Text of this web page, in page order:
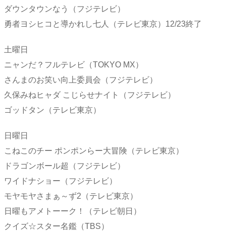
ダウンタウンなう（フジテレビ）
勇者ヨシヒコと導かれし七人（テレビ東京）12/23終了
土曜日
ニャンだ？フルテレビ（TOKYO MX）
さんまのお笑い向上委員会（フジテレビ）
久保みねヒャダ こじらせナイト（フジテレビ）
ゴッドタン（テレビ東京）
日曜日
こねこのチー ポンポンらー大冒険（テレビ東京）
ドラゴンボール超（フジテレビ）
ワイドナショー（フジテレビ）
モヤモヤさまぁ～ず2（テレビ東京）
日曜もアメトーーク！（テレビ朝日）
クイズ☆スター名鑑（TBS）